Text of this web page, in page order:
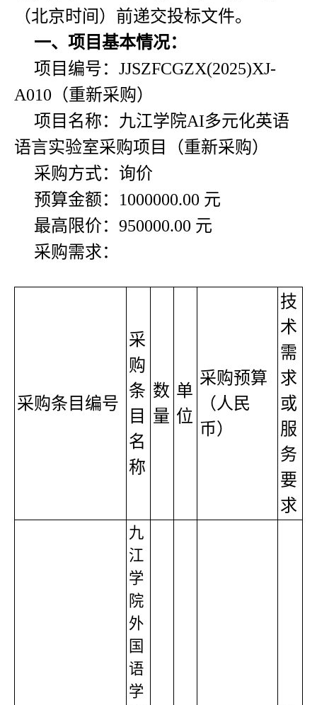
（北京时间）前递交投标文件。
一、项目基本情况：
项目编号：JJSZFCGZX(2025)XJ-
A010（重新采购）
项目名称：九江学院AI多元化英语
语言实验室采购项目（重新采购）
采购方式：询价
预算金额：1000000.00 元
最高限价：950000.00 元
采购需求：
采购条目编号
采
购
条
目
名
称
数
量
单
位
采购预算
（人民
币）
技
术
需
求
或
服
务
要
求
九
江
学
院
外
国
语
学